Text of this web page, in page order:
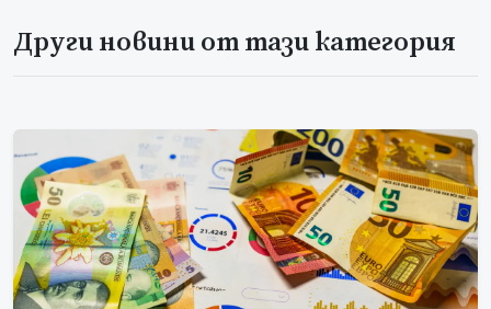
Други новини от тази категория